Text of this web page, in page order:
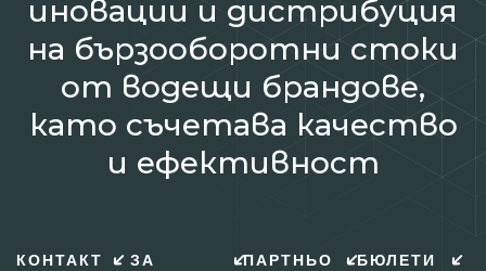
иновации и дистрибуция
на бързооборотни стоки
от водещи брандове,
като съчетава качество
и ефективност
КОНТАКТ
ЗА
ПАРТНЬО
БЮЛЕТИ